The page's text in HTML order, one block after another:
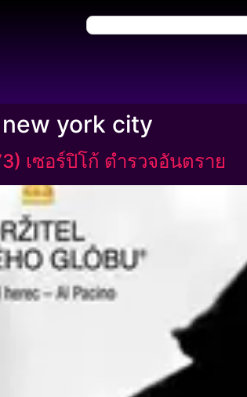
new york city
เซอร์ปิโก้ ตำรวจอันตราย